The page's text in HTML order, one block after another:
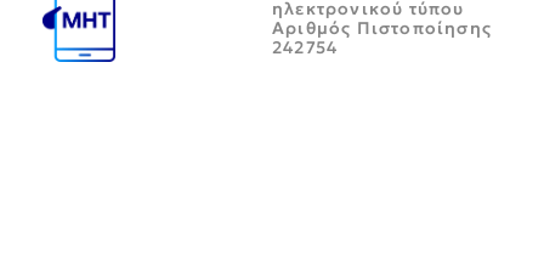
ηλεκτρονικού τύπου
Αριθμός Πιστοποίησης
242754